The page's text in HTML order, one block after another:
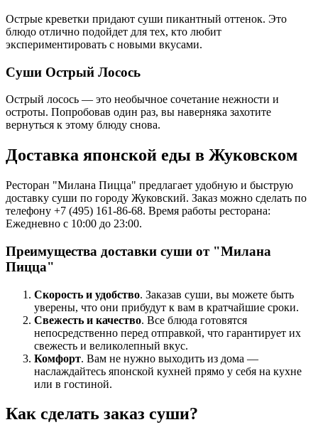
Острые креветки придают суши пикантный оттенок. Это
блюдо отлично подойдет для тех, кто любит
экспериментировать с новыми вкусами.
Суши Острый Лосось
Острый лосось — это необычное сочетание нежности и
остроты. Попробовав один раз, вы наверняка захотите
вернуться к этому блюду снова.
Доставка японской еды в Жуковском
Ресторан "Милана Пицца" предлагает удобную и быструю
доставку суши по городу Жуковский. Заказ можно сделать по
телефону +7 (495) 161-86-68. Время работы ресторана:
Ежедневно с 10:00 до 23:00.
Преимущества доставки суши от "Милана
Пицца"
Скорость и удобство. Заказав суши, вы можете быть
уверены, что они прибудут к вам в кратчайшие сроки.
Свежесть и качество. Все блюда готовятся
непосредственно перед отправкой, что гарантирует их
свежесть и великолепный вкус.
Комфорт. Вам не нужно выходить из дома —
наслаждайтесь японской кухней прямо у себя на кухне
или в гостиной.
Как сделать заказ суши?